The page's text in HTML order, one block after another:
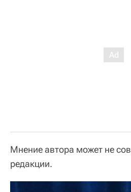
Мнение автора может не
редакции.